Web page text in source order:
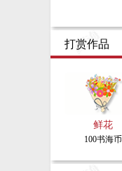
打赏作品
鲜花
100书海币